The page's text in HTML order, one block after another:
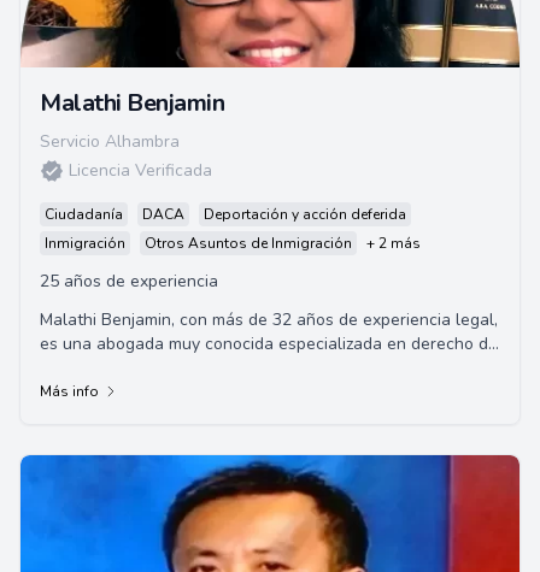
Malathi Benjamin
Servicio Alhambra
Licencia Verificada
Ciudadanía DACA
Deportación y acción deferida
Inmigración
Otros Asuntos de Inmigración + 2 más
25 años de experiencia
Malathi Benjamin, con más de 32 años de experiencia legal,
es una abogada muy conocida especializada en derecho de
Más info